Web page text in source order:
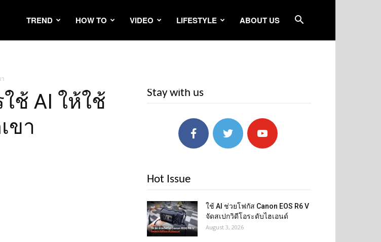
TREND HOW TO VIDEO LIFESTYLE ABOUT US
ช้ AI ให้ใช้
ขา
Stay with us
Hot Issue
ใช้ AI ช่วยโฟกัส Canon EOS R6 V
จัดสเปกวิดีโอระดับไฮเอนด์
August 3, 2026